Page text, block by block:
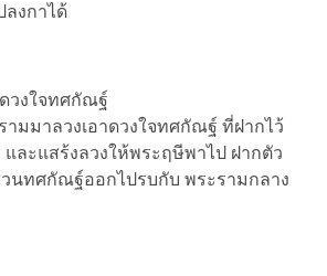
ลงกาได้
วงใจทศกัณฐ์
มมาลวงเอาดวงใจทศกัณฐ์ ที่ฝากไว้
ละแสร้งลวงให้พระฤษีพาไป ฝากตัว
นทศกัณฐ์ออกไปรบกับ พระรามกลาง